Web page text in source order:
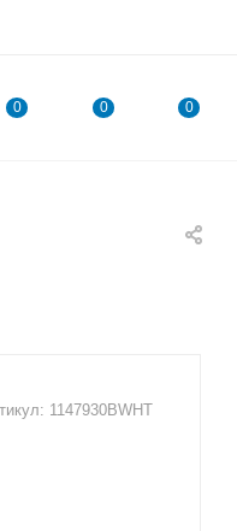
0 0 0
1147930BWHT